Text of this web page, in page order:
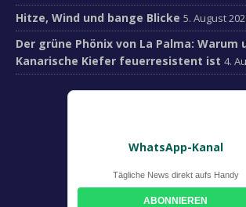
Hitze, Wind und bange Blicke 5. August
Der grüne Phönix von La Palma: Warum
Kanarische Kiefer feuerresistent ist 4.